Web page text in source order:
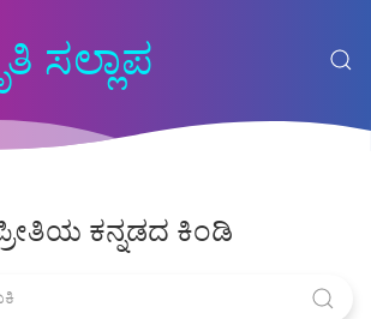
ಸಲ್ಲಾಪ
ಕನ್ನಡದ ಕಿಂಡಿ